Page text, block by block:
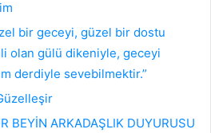
bir geceyi, güzel bir dostu
olan gülü dikeniyle, geceyi
derdiyle sevebilmektir.”
BEYİN ARKADAŞLIK DUYURUSU